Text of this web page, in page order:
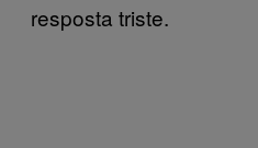
resposta triste.